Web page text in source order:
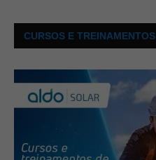
CURSOS E TREINAMENTOS